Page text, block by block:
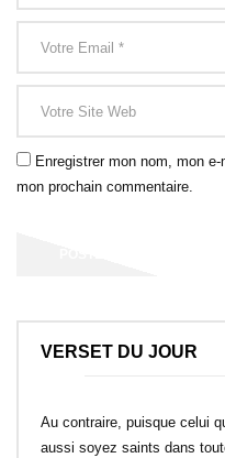
Enregistrer mon nom, mon
mon prochain commentaire.
VERSET DU JOUR
Au contraire, puisque celui
aussi soyez saints dans